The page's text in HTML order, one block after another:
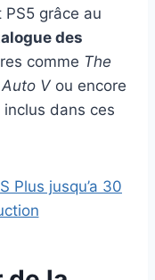
grâce au
des
comme The
V ou encore
inclus dans ces